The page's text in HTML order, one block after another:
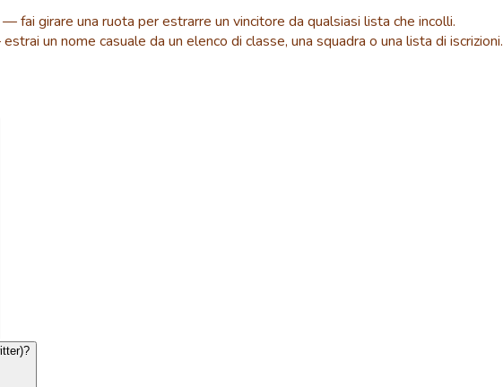
— fai girare una ruota per estrarre un vincitore da qualsiasi lista che incolli.
un nome casuale da un elenco di classe, una squadra o una lista di iscrizioni.